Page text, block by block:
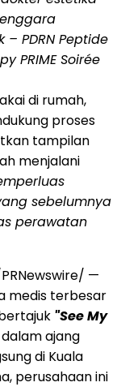
PDRN Peptide
PRIME Soirée
di rumah,
proses
tampilan
menjalani
sebelumnya
perawatan
PRNewswire/ —
medis terbesar
"See My
ajang
di Kuala
perusahaan ini